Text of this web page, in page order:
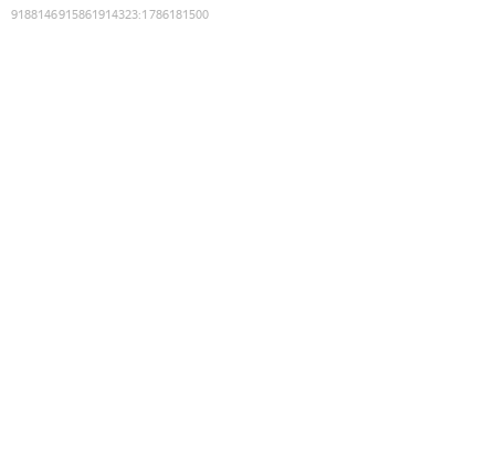
9188146915861914323:1786181500